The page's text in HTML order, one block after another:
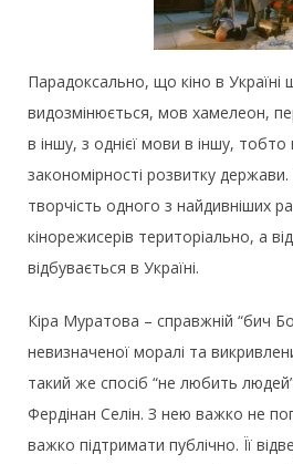
Парадоксально, що кіно в
видозмінюється, мов хамелеон,
в іншу, з однієї мови в іншу,
закономірності розвитку
творчість одного з найдивніших
кінорежисерів територіально, а
відбувається в Україні.
Кіра Муратова – справжній “бич
невизначеної моралі та
такий же спосіб “не любить
Фердінан Селін. З нею важко не
важко підтримати публічно. Її